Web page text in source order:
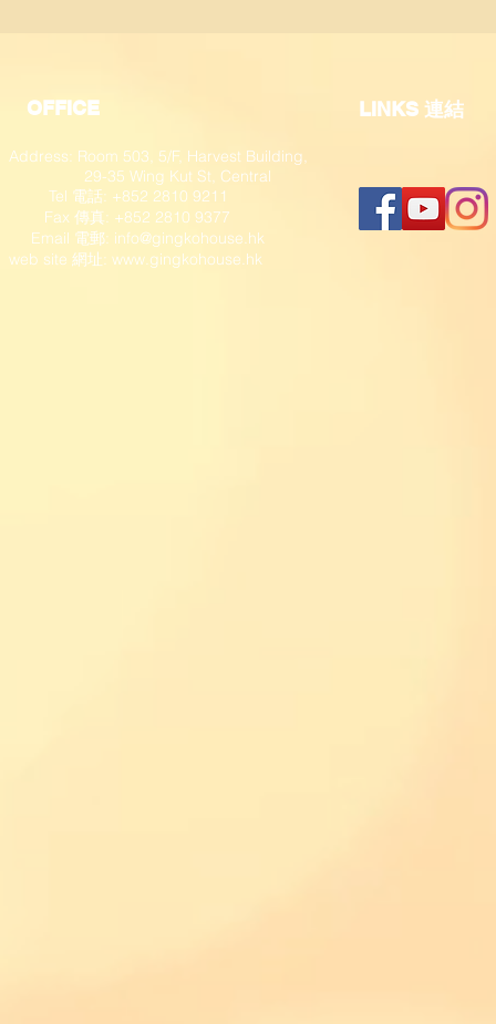
OFFICE
Address: Room 503, 5/F, Harvest Building,
29-35 Wing Kut St, Central
Tel 電話: +852 2810 9211
Fax 傳真: +852 2810 9377
​ Email 電郵: info@gingkohouse.hk
web site 網址: www.gingkohouse.hk
​LINKS 連結